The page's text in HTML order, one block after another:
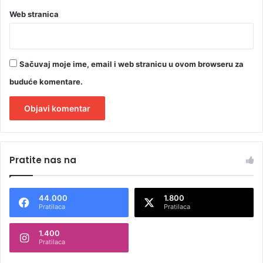
c
c
Web stranica
Sačuvaj moje ime, email i web stranicu u ovom browseru za
buduće komentare.
t
n
t
Pratite nas na
44.000
Pratilaca
1.800
Pratilaca
1.400
Pratilaca